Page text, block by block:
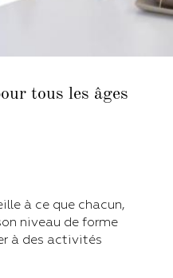
tous les âges
à ce que chacun,
niveau de forme
à des activités